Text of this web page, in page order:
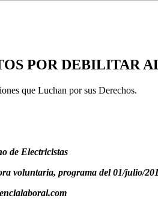
POR DEBILITAR
que Luchan por sus Derechos.
de Electricistas
voluntaria, programa del 01/julio/